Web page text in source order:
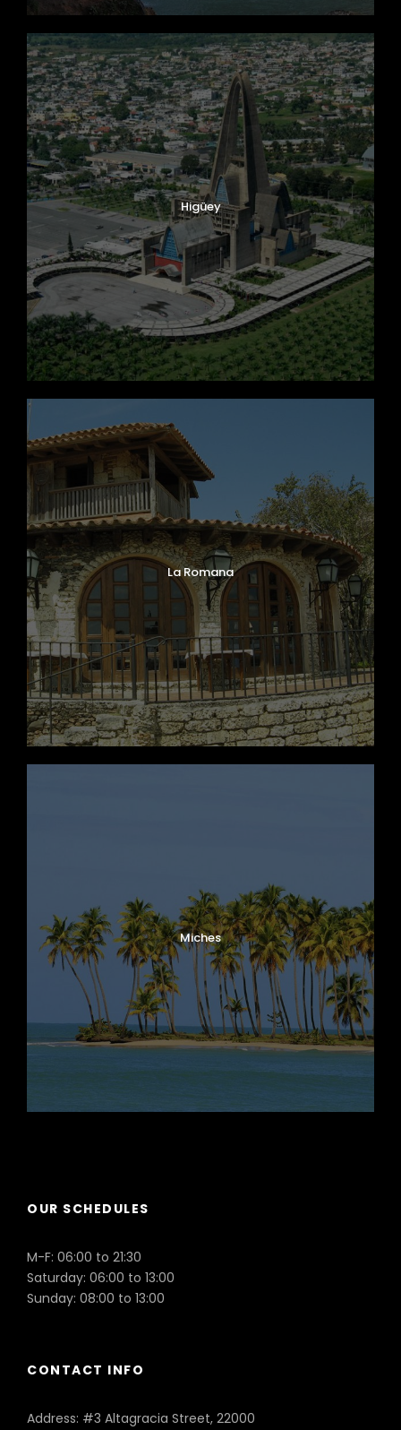
Higüey
La Romana
Miches
OUR SCHEDULES
M-F: 06:00 to 21:30
Saturday: 06:00 to 13:00
Sunday: 08:00 to 13:00
CONTACT INFO
Address: #3 Altagracia Street, 22000